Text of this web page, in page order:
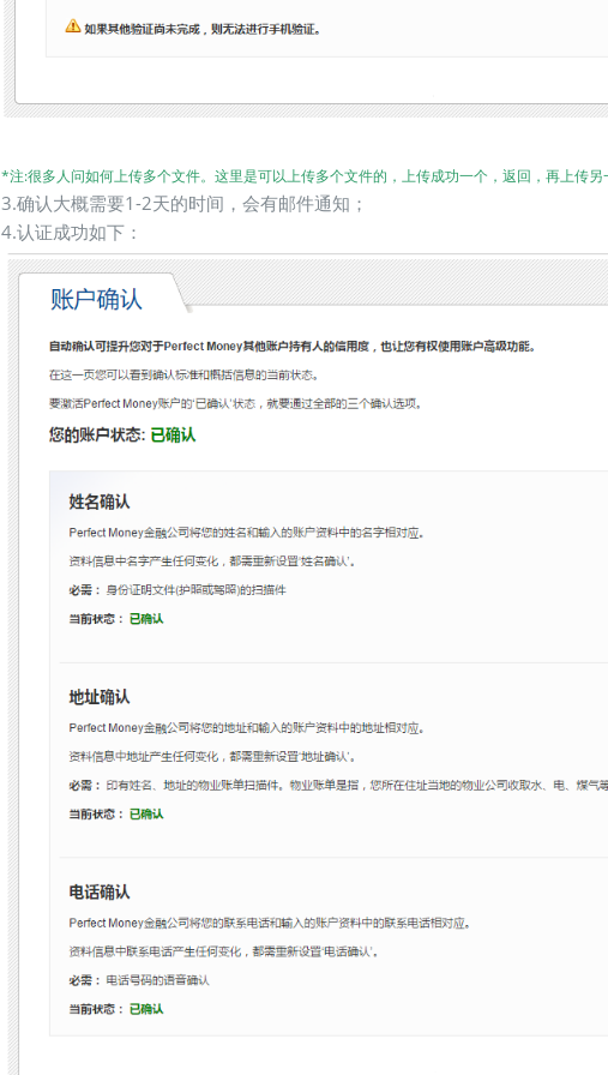
*注:很多人问如何上传多个文件。这里是可以上传多个文件的，上传成功一个，返回，再上传另
3.确认大概需要1-2天的时间，会有邮件通知；
4.认证成功如下：